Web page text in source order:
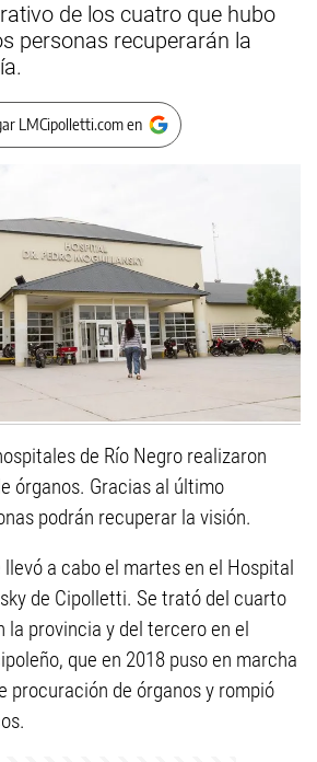
de los cuatro que hubo
personas recuperarán la
LMCipolletti.com en
de Río Negro realizaron
órganos. Gracias al último
podrán recuperar la visión.
a cabo el martes en el Hospital
de Cipolletti. Se trató del cuarto
la provincia y del tercero en el
que en 2018 puso en marcha
procuración de órganos y rompió